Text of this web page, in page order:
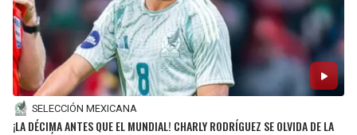
SELECCIÓN MEXICANA
¡LA DÉCIMA ANTES QUE EL MUNDIAL! CHARLY RODRÍGUEZ SE OLVIDA DE LA